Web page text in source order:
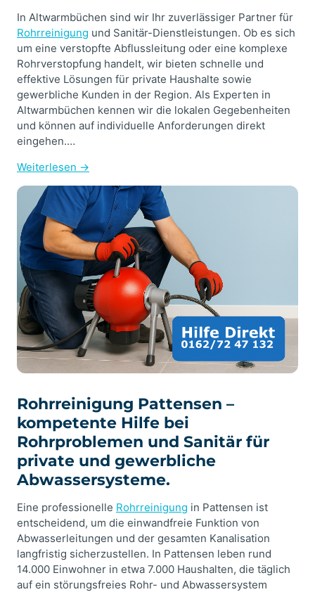
In Altwarmbüchen sind wir Ihr zuverlässiger Partner für
Rohrreinigung und Sanitär-Dienstleistungen. Ob es sich
um eine verstopfte Abflussleitung oder eine komplexe
Rohrverstopfung handelt, wir bieten schnelle und
effektive Lösungen für private Haushalte sowie
gewerbliche Kunden in der Region. Als Experten in
Altwarmbüchen kennen wir die lokalen Gegebenheiten
und können auf individuelle Anforderungen direkt
eingehen.…
Weiterlesen →
Rohrreinigung Pattensen –
kompetente Hilfe bei
Rohrproblemen und Sanitär für
private und gewerbliche
Abwassersysteme.
Eine professionelle Rohrreinigung in Pattensen ist
entscheidend, um die einwandfreie Funktion von
Abwasserleitungen und der gesamten Kanalisation
langfristig sicherzustellen. In Pattensen leben rund
14.000 Einwohner in etwa 7.000 Haushalten, die täglich
auf ein störungsfreies Rohr- und Abwassersystem